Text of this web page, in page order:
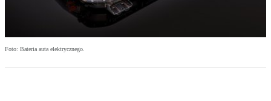
Foto: Bateria auta elektrycznego.